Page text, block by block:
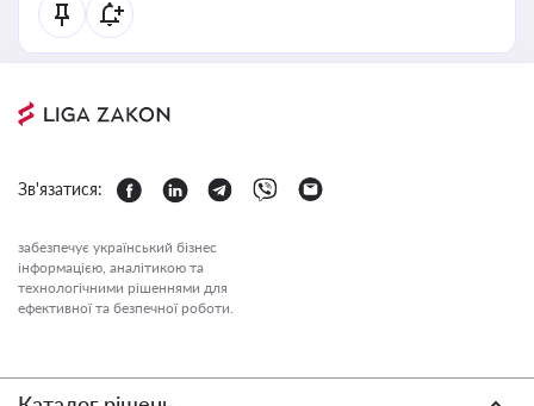
Зв'язатися:
забезпечує український бізнес
інформацією, аналітикою та
технологічними рішеннями для
ефективної та безпечної роботи.